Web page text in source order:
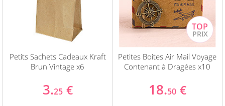
Petits Sachets Cadeaux Kraft
Brun Vintage x6
3.25 €
Petites Boites Air Mail Voyage
Contenant à Dragées x10
18.50 €